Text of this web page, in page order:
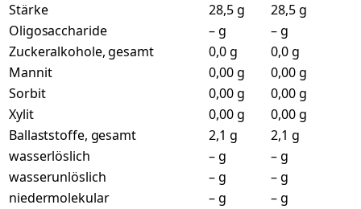
Stärke
28,5 g
28,5 g
Oligosaccharide
– g
– g
Zuckeralkohole, gesamt
0,0 g
0,0 g
Mannit
0,00 g
0,00 g
Sorbit
0,00 g
0,00 g
Xylit
0,00 g
0,00 g
Ballaststoffe, gesamt
2,1 g
2,1 g
wasserlöslich
– g
– g
wasserunlöslich
– g
– g
niedermolekular
– g
– g